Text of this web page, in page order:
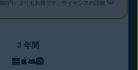
円）よりもお得です。ライセンスの詳細
3 年間